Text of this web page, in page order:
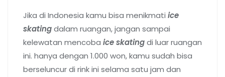
Jika di Indonesia kamu bisa menikmati ice
skatingdalam ruangan, jangan sampai
kelewatan mencoba ice skatingdi luar ruangan
ini. hanya dengan 1.000 won, kamu sudah bisa
berseluncur di rink ini selama satu jam dan